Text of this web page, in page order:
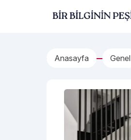
Bir Bilginin Peşinde!
Anasayfa Genel